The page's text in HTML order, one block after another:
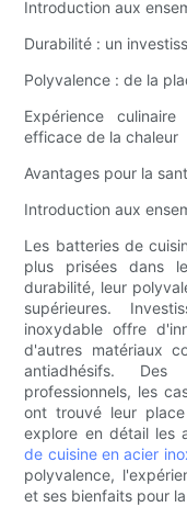
Introduction aux
Durabilité : un
Polyvalence : de la
Expérience
efficace de la chaleur
Avantages pour la
Introduction aux
Les batteries de
plus prisées dans
durabilité, leur
supérieures.
inoxydable offre
d'autres matériaux
antiadhésifs.
professionnels, les
ont trouvé leur
explore en détail les
de cuisine en acier
polyvalence,
et ses bienfaits pour